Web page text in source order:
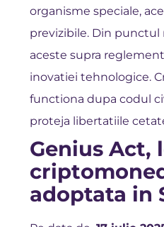
organisme speciale,
previzibile. Din
aceste supra
inovatiei tehnologice.
functiona dupa codul
proteja libertatiile
Genius Act,
adoptata in